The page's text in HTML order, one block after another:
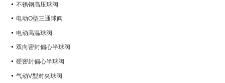
不锈钢高压球阀
电动O型三通球阀
电动高温球阀
双向密封偏心半球阀
硬密封偏心半球阀
气动V型对夹球阀